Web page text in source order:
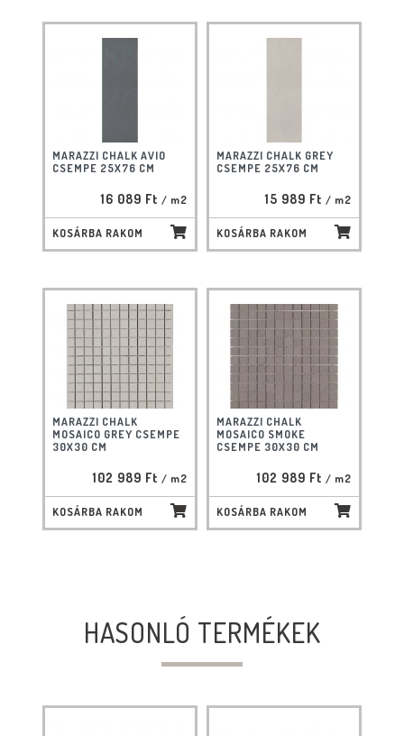
MARAZZI CHALK AVIO
CSEMPE 25X76 CM
16 089 Ft / m2
KOSÁRBA RAKOM
MARAZZI CHALK GREY
CSEMPE 25X76 CM
15 989 Ft / m2
KOSÁRBA RAKOM
MARAZZI CHALK
MOSAICO GREY CSEMPE
30X30 CM
102 989 Ft / m2
KOSÁRBA RAKOM
MARAZZI CHALK
MOSAICO SMOKE
CSEMPE 30X30 CM
102 989 Ft / m2
KOSÁRBA RAKOM
HASONLÓ TERMÉKEK